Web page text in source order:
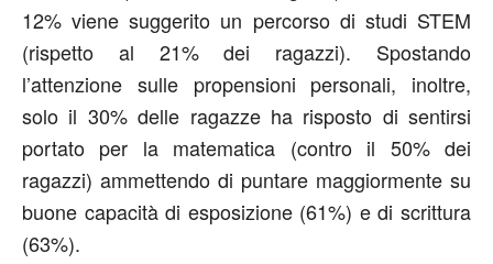
12% viene suggerito un percorso di studi STEM
(rispetto al 21% dei ragazzi). Spostando
l’attenzione sulle propensioni personali, inoltre,
solo il 30% delle ragazze ha risposto di sentirsi
portato per la matematica (contro il 50% dei
ragazzi) ammettendo di puntare maggiormente su
buone capacità di esposizione (61%) e di scrittura
(63%).